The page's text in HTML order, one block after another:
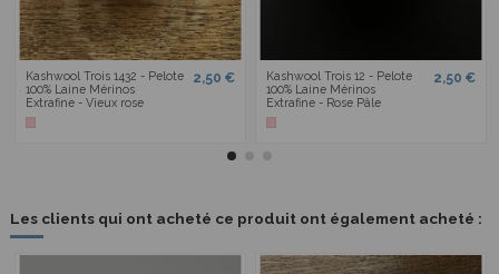
Kashwool Trois 1432 - Pelote
100% Laine Mérinos
Extrafine - Vieux rose
2,50 €
Kashwool Trois 12 - Pelote
100% Laine Mérinos
Extrafine - Rose Pâle
2,50 €
Les clients qui ont acheté ce produit ont également acheté :